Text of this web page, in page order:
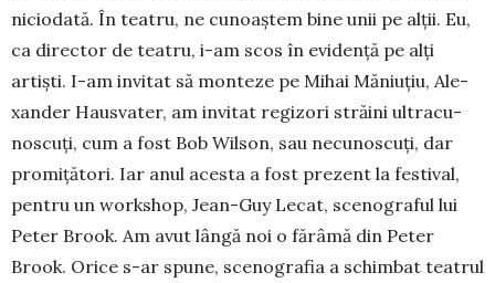
nici­o­dată. În tea­tru, ne cu­noaștem bi­ne unii pe alții. Eu,
ca director de teatru, i-am scos în evidență pe alți
artiști. I-am invitat să monteze pe Mihai Mă­niuțiu, A­le­
xander Haus­va­ter, am invitat regi­zori străini ultra­cu­
nos­cuți, cum a fost Bob Wilson, sau necu­nos­­cuți, dar
pro­mi­țători. Iar anul acesta a fost prezent la fes­ti­val,
pentru un work­shop, Jean-Guy Lecat, sceno­graful lui
Peter Brook. Am avut lângă noi o fărâmă din Peter
Brook. Orice s-ar spune, sceno­grafia a schim­bat teatrul